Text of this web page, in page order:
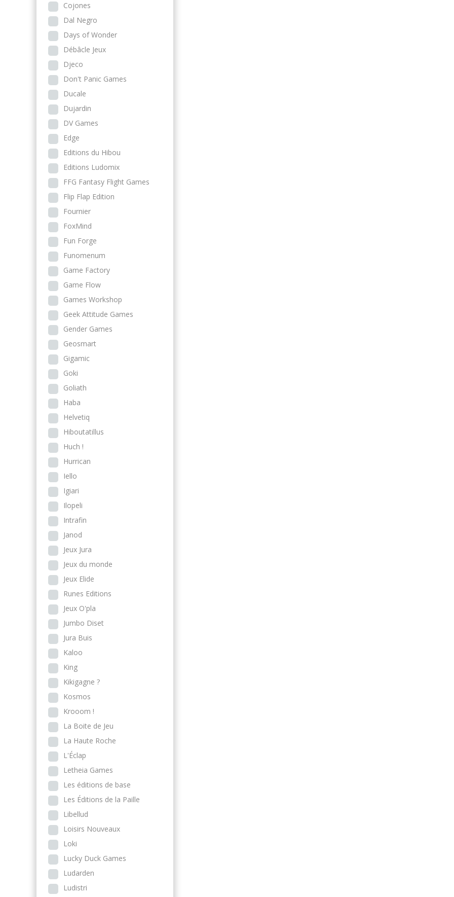
Cojones
Dal Negro
Days of Wonder
Débâcle Jeux
Djeco
Don't Panic Games
Ducale
Dujardin
DV Games
Edge
Editions du Hibou
Editions Ludomix
FFG Fantasy Flight Games
Flip Flap Edition
Fournier
FoxMind
Fun Forge
Funomenum
Game Factory
Game Flow
Games Workshop
Geek Attitude Games
Gender Games
Geosmart
Gigamic
Goki
Goliath
Haba
Helvetiq
Hiboutatillus
Huch !
Hurrican
Iello
Igiari
Ilopeli
Intrafin
Janod
Jeux Jura
Jeux du monde
Jeux Elide
Runes Editions
Jeux O'pla
Jumbo Diset
Jura Buis
Kaloo
King
Kikigagne ?
Kosmos
Krooom !
La Boite de Jeu
La Haute Roche
L'Éclap
Letheia Games
Les éditions de base
Les Éditions de la Paille
Libellud
Loisirs Nouveaux
Loki
Lucky Duck Games
Ludarden
Ludistri